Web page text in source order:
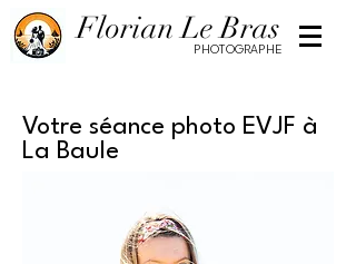
PHOTOGRAPHE
Florian Le Bras
Votre séance photo EVJF à
La Baule